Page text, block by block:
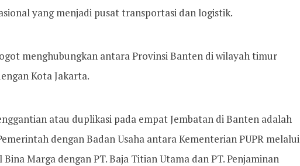
yang menjadi pusat transportasi dan logistik.
menghubungkan antara Provinsi Banten di wilayah timur
Kota Jakarta.
atau duplikasi pada empat Jembatan di Banten adalah
dengan Badan Usaha antara Kementerian PUPR melalui
Marga dengan PT. Baja Titian Utama dan PT. Penjaminan